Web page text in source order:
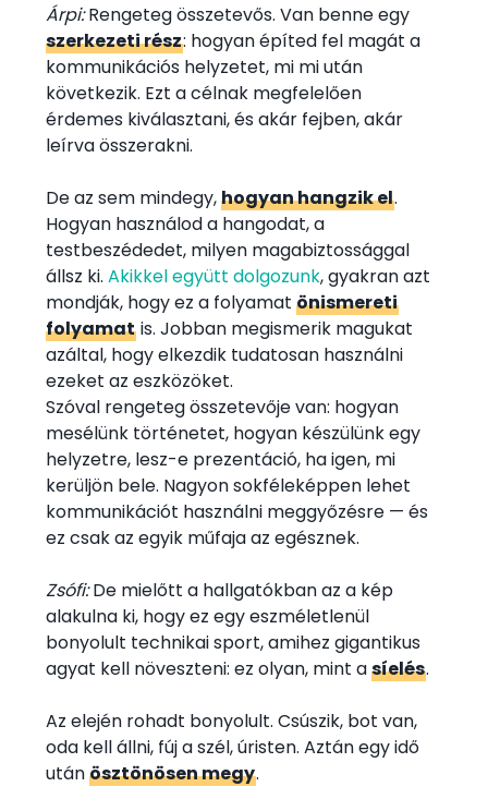
Árpi:Rengeteg összetevős. Van benne egy
szerkezeti rész: hogyan építed fel magát a
kommunikációs helyzetet, mi mi után
következik. Ezt a célnak megfelelően
érdemes kiválasztani, és akár fejben, akár
leírva összerakni.
De az sem mindegy,hogyan hangzik el.
Hogyan használod a hangodat, a
testbeszédedet, milyen magabiztossággal
állsz ki. Akikkel együtt dolgozunk, gyakran azt
mondják, hogy ez a folyamat önismereti
folyamatis. Jobban megismerik magukat
azáltal, hogy elkezdik tudatosan használni
ezeket az eszközöket.
Szóval rengeteg összetevője van: hogyan
mesélünk történetet, hogyan készülünk egy
helyzetre, lesz-e prezentáció, ha igen, mi
kerüljön bele. Nagyon sokféleképpen lehet
kommunikációt használni meggyőzésre — és
ez csak az egyik műfaja az egésznek.
Zsófi:De mielőtt a hallgatókban az a kép
alakulna ki, hogy ez egy eszméletlenül
bonyolult technikai sport, amihez gigantikus
agyat kell növeszteni: ez olyan, mint asíelés.
Az elején rohadt bonyolult. Csúszik, bot van,
oda kell állni, fúj a szél, úristen. Aztán egy idő
utánösztönösen megy.